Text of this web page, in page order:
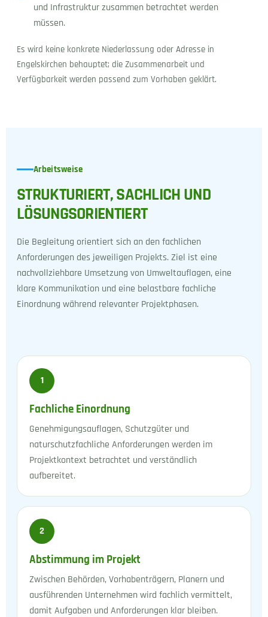
und Infrastruktur zusammen betrachtet werden
müssen.
Es wird keine konkrete Niederlassung oder Adresse in
Engelskirchen behauptet; die Zusammenarbeit und
Verfügbarkeit werden passend zum Vorhaben geklärt.
Arbeitsweise
STRUKTURIERT, SACHLICH UND
LÖSUNGSORIENTIERT
Die Begleitung orientiert sich an den fachlichen
Anforderungen des jeweiligen Projekts. Ziel ist eine
nachvollziehbare Umsetzung von Umweltauflagen, eine
klare Kommunikation und eine belastbare fachliche
Einordnung während relevanter Projektphasen.
1
Fachliche Einordnung
Genehmigungsauflagen, Schutzgüter und
naturschutzfachliche Anforderungen werden im
Projektkontext betrachtet und verständlich
aufbereitet.
2
Abstimmung im Projekt
Zwischen Behörden, Vorhabenträgern, Planern und
ausführenden Unternehmen wird fachlich vermittelt,
damit Aufgaben und Anforderungen klar bleiben.